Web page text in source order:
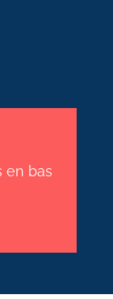
en bas